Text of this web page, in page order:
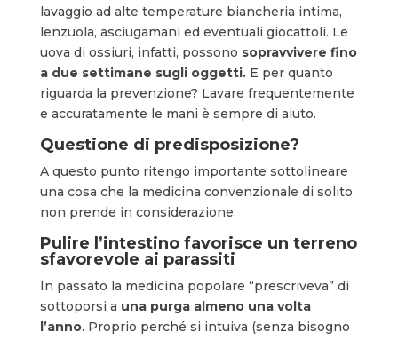
lavaggio ad alte temperature biancheria intima,
lenzuola, asciugamani ed eventuali giocattoli. Le
uova di ossiuri, infatti, possono sopravvivere fino
a due settimane sugli oggetti. E per quanto
riguarda la prevenzione? Lavare frequentemente
e accuratamente le mani è sempre di aiuto.
Questione di predisposizione?
A questo punto ritengo importante sottolineare
una cosa che la medicina convenzionale di solito
non prende in considerazione.
Pulire l’intestino favorisce un terreno
sfavorevole ai parassiti
In passato la medicina popolare “prescriveva” di
sottoporsi a una purga almeno una volta
l’anno. Proprio perché si intuiva (senza bisogno